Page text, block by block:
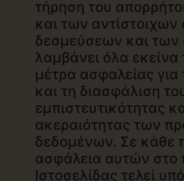
τήρηση του
και των
δεσμεύσεων και των
λαμβάνει όλα εκείνα
μέτρα ασφαλείας
και τη διασφάλιση
εμπιστευτικότητας
ακεραιότητας των
δεδομένων. Σε κάθε
ασφάλεια αυτών στο
Ιστοσελίδας τελεί